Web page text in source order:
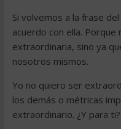
Si volvemos a la frase
acuerdo con ella.
extraordinaria, sino ya
nosotros mismos.
Yo no quiero ser
los demás o métricas
extraordinario. ¿Y para ti?